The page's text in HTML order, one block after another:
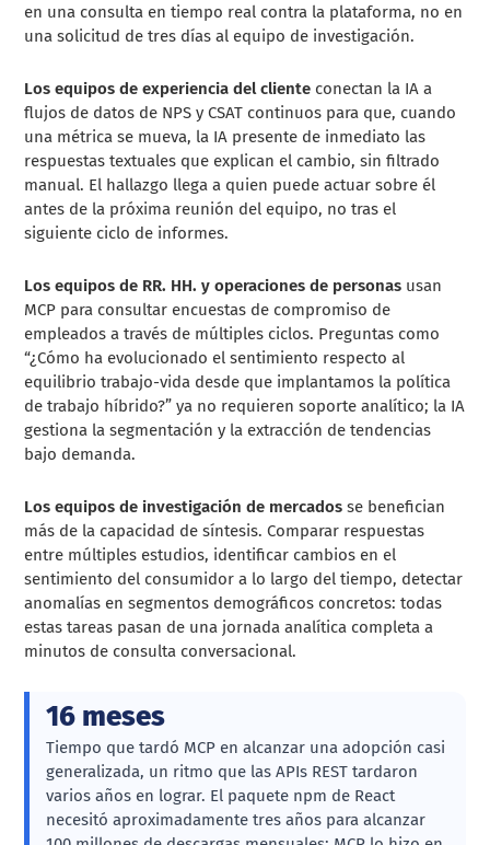
en una consulta en tiempo real contra la plataforma, no en
una solicitud de tres días al equipo de investigación.
Los equipos de experiencia del cliente conectan la IA a
flujos de datos de NPS y CSAT continuos para que, cuando
una métrica se mueva, la IA presente de inmediato las
respuestas textuales que explican el cambio, sin filtrado
manual. El hallazgo llega a quien puede actuar sobre él
antes de la próxima reunión del equipo, no tras el
siguiente ciclo de informes.
Los equipos de RR. HH. y operaciones de personas usan
MCP para consultar encuestas de compromiso de
empleados a través de múltiples ciclos. Preguntas como
“¿Cómo ha evolucionado el sentimiento respecto al
equilibrio trabajo-vida desde que implantamos la política
de trabajo híbrido?” ya no requieren soporte analítico; la IA
gestiona la segmentación y la extracción de tendencias
bajo demanda.
Los equipos de investigación de mercados se benefician
más de la capacidad de síntesis. Comparar respuestas
entre múltiples estudios, identificar cambios en el
sentimiento del consumidor a lo largo del tiempo, detectar
anomalías en segmentos demográficos concretos: todas
estas tareas pasan de una jornada analítica completa a
minutos de consulta conversacional.
16 meses
Tiempo que tardó MCP en alcanzar una adopción casi
generalizada, un ritmo que las APIs REST tardaron
varios años en lograr. El paquete npm de React
necesitó aproximadamente tres años para alcanzar